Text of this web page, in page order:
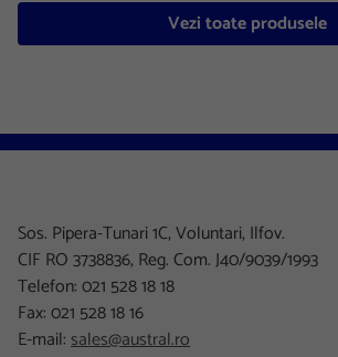
Vezi toate produsele
Sos. Pipera-Tunari 1C, Voluntari, Ilfov.
CIF RO 3738836, Reg. Com. J40/9039/1993
Telefon: 021 528 18 18
Fax: 021 528 18 16
E-mail:sales@austral.ro